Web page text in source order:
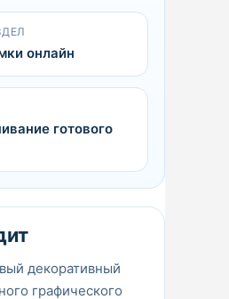
онлайн
готового
декоративный
графического